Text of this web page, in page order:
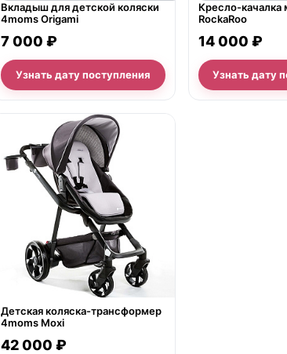
Вкладыш для детской коляски
4moms Origami
7 000 ₽
Узнать дату поступления
Кресло-качалка
RockaRoo
14 000 ₽
Узнать дату
нет в продаже
Детская коляска-трансформер
4moms Moxi
42 000 ₽